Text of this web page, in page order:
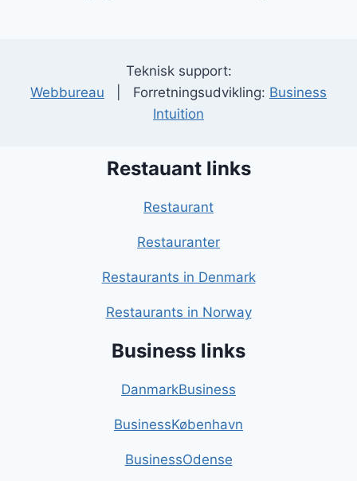
Teknisk support:
Webbureau | Forretningsudvikling: Business
Intuition
Restauant links
Restaurant
Restauranter
Restaurants in Denmark
Restaurants in Norway
Business links
DanmarkBusiness
BusinessKøbenhavn
BusinessOdense